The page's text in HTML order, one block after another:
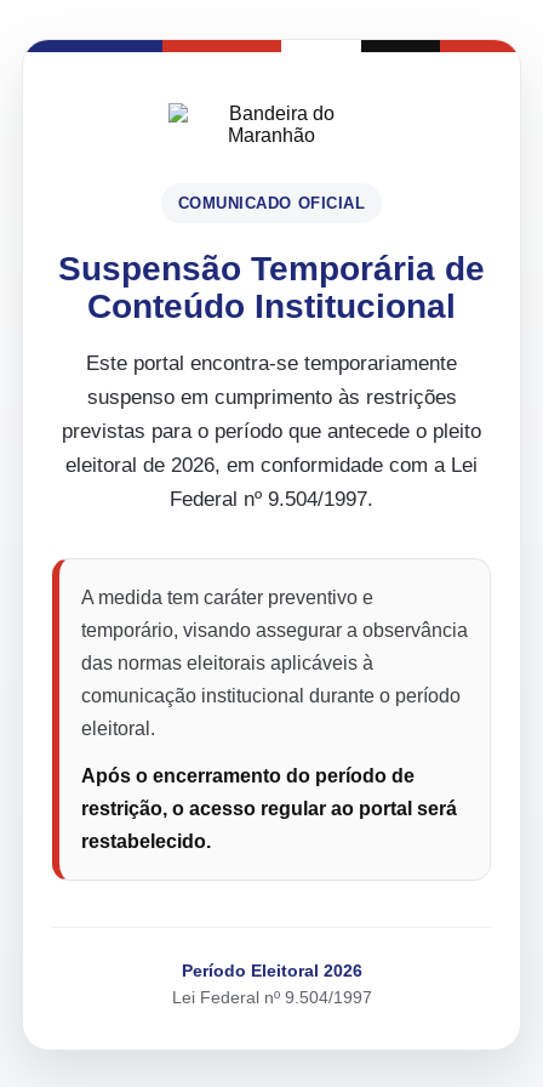
COMUNICADO OFICIAL
Suspensão Temporária de
Conteúdo Institucional
Este portal encontra-se temporariamente
suspenso em cumprimento às restrições
previstas para o período que antecede o pleito
eleitoral de 2026, em conformidade com a Lei
Federal nº 9.504/1997.
A medida tem caráter preventivo e
temporário, visando assegurar a observância
das normas eleitorais aplicáveis à
comunicação institucional durante o período
eleitoral.
Após o encerramento do período de
restrição, o acesso regular ao portal será
restabelecido.
Período Eleitoral 2026
Lei Federal nº 9.504/1997